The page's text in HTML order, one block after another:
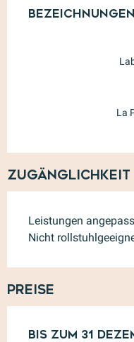
La
Zugänglichkeit
Leistungen
Nicht
Preise
ab1 Februar
Bis zum 31